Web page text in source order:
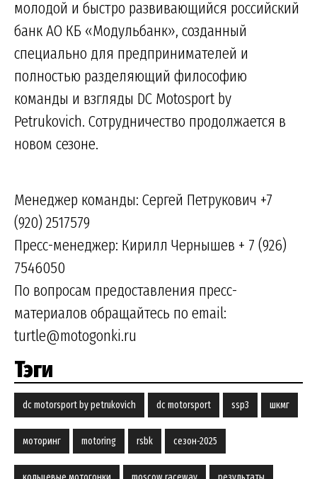
молодой и быстро развивающийся российский
банк АО КБ «Модульбанк», созданный
специально для предпринимателей и
полностью разделяющий философию
команды и взгляды DC Motosport by
Petrukovich. Сотрудничество продолжается в
новом сезоне.
Менеджер команды: Сергей Петрукович +7
(920) 2517579
Пресс-менеджер: Кирилл Чернышев + 7 (926)
7546050
По вопросам предоставления пресс-
материалов обращайтесь по email:
turtle@motogonki.ru
Тэги
dc motorsport by petrukovich dc motorsport ssp3 шкмг
моторинг motoring rsbk сезон-2025